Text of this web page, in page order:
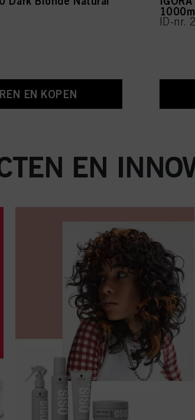
EN KOPEN
ID-nr.
EN